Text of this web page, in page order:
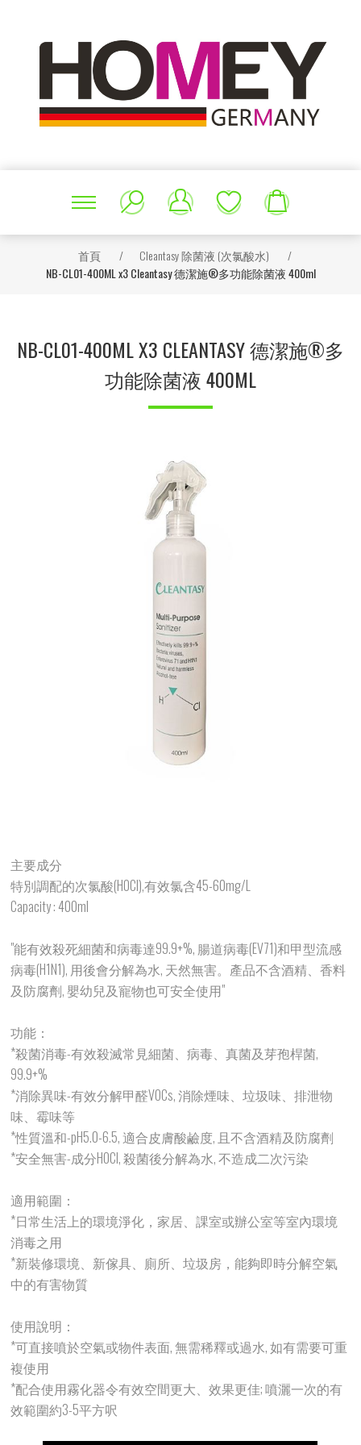
首頁 / Cleantasy 除菌液 (次氯酸水)
/
NB-CL01-400ML x3 Cleantasy 德潔施®多功能除菌液 400ml
NB-CL01-400ML X3 CLEANTASY 德潔施®多
功能除菌液 400ML
主要成分
特別調配的次氯酸(HOCl),有效氯含45-60mg/L
Capacity : 400ml
"能有效殺死細菌和病毒達99.9+%, 腸道病毒(EV71)和甲型流感
病毒(H1N1), 用後會分解為水, 天然無害。產品不含酒精、香料
及防腐劑, 嬰幼兒及寵物也可安全使用"
功能：
*殺菌消毒-有效殺滅常見細菌、病毒、真菌及芽孢桿菌,
99.9+%
*消除異味-有效分解甲醛VOCs, 消除煙味、垃圾味、排泄物
味、霉味等
*性質溫和-pH5.0-6.5, 適合皮膚酸鹼度, 且不含酒精及防腐劑
*安全無害-成分HOCl, 殺菌後分解為水, 不造成二次污染
適用範圍：
*日常生活上的環境淨化，家居、課室或辦公室等室內環境
消毒之用
*新裝修環境、新傢具、廁所、垃圾房，能夠即時分解空氣
中的有害物質
使用說明：
*可直接噴於空氣或物件表面, 無需稀釋或過水, 如有需要可重
複使用
*配合使用霧化器令有效空間更大、效果更佳; 噴灑一次的有
效範圍約3-5平方呎